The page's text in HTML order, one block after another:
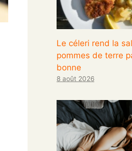
Le céleri rend la
pommes de terre
bonne
8 août 2026